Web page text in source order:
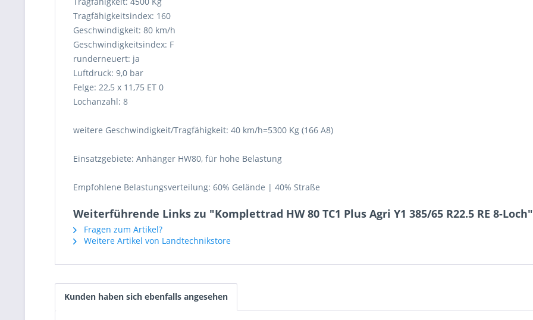
Tragfähigkeitsindex: 160
Geschwindigkeit: 80 km/h
Geschwindigkeitsindex: F
runderneuert: ja
Luftdruck: 9,0 bar
Felge: 22,5 x 11,75 ET 0
Lochanzahl: 8
weitere Geschwindigkeit/Tragfähigkeit: 40 km/h=5300 Kg (166 A8)
Einsatzgebiete: Anhänger HW80, für hohe Belastung
Empfohlene Belastungsverteilung: 60% Gelände | 40% Straße
Weiterführende Links zu "Komplettrad HW 80 TC1 Plus Agri Y1 385/65 R22.5 RE 8-Loch"
Fragen zum Artikel?
Weitere Artikel von Landtechnikstore
Kunden haben sich ebenfalls angesehen